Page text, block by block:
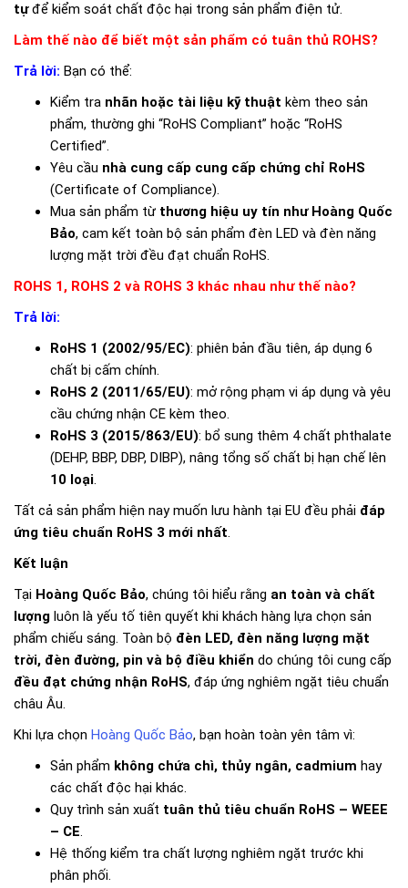
tựđể kiểm soát chất độc hại trong sản phẩm điện tử.
Làm thế nào để biết một sản phẩm có tuân thủ ROHS?
Trả lời: Bạn có thể:
Kiểm tra nhãn hoặc tài liệu kỹ thuật kèm theo sản
phẩm, thường ghi “RoHS Compliant” hoặc “RoHS
Certified”.
Yêu cầu nhà cung cấp cung cấp chứng chỉ RoHS
(Certificate of Compliance).
Mua sản phẩm từ thương hiệu uy tín như Hoàng Quốc
Bảo, cam kết toàn bộ sản phẩm đèn LED và đèn năng
lượng mặt trời đều đạt chuẩn RoHS.
ROHS 1, ROHS 2 và ROHS 3 khác nhau như thế nào?
Trả lời:
RoHS 1 (2002/95/EC): phiên bản đầu tiên, áp dụng 6
chất bị cấm chính.
RoHS 2 (2011/65/EU): mở rộng phạm vi áp dụng và yêu
cầu chứng nhận CE kèm theo.
RoHS 3 (2015/863/EU): bổ sung thêm 4 chất phthalate
(DEHP, BBP, DBP, DIBP), nâng tổng số chất bị hạn chế lên
10 loại.
Tất cả sản phẩm hiện nay muốn lưu hành tại EU đều phải đáp
ứng tiêu chuẩn RoHS 3 mới nhất.
Kết luận
Tại Hoàng Quốc Bảo, chúng tôi hiểu rằng an toàn và chất
lượng luôn là yếu tố tiên quyết khi khách hàng lựa chọn sản
phẩm chiếu sáng. Toàn bộ đèn LED, đèn năng lượng mặt
trời, đèn đường, pin và bộ điều khiển do chúng tôi cung cấp
đều đạt chứng nhận RoHS, đáp ứng nghiêm ngặt tiêu chuẩn
châu Âu.
Khi lựa chọn Hoàng Quốc Bảo, bạn hoàn toàn yên tâm vì:
Sản phẩm không chứa chì, thủy ngân, cadmium hay
các chất độc hại khác.
Quy trình sản xuất tuân thủ tiêu chuẩn RoHS – WEEE
– CE.
Hệ thống kiểm tra chất lượng nghiêm ngặt trước khi
phân phối.